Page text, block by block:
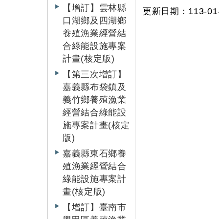
【增訂】雲林縣
口湖鄉及四湖鄉
養殖漁業經營結
合綠能設施專案
計畫(核定版)
【第三次增訂】
嘉義縣布袋鎮及
義竹鄉養殖漁業
經營結合綠能設
施專案計畫(核定
版)
嘉義縣東石鄉養
殖漁業經營結合
綠能設施專案計
畫(核定版)
【增訂】臺南市
更新日期：113-